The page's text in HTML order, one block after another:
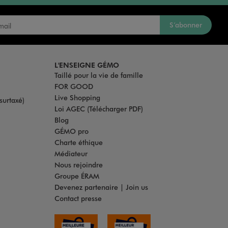
S’abonner
L'ENSEIGNE GÉMO
Taillé pour la vie de famille
FOR GOOD
Live Shopping
Loi AGEC (Télécharger PDF)
Blog
GÉMO pro
Charte éthique
Médiateur
Nous rejoindre
Groupe ÉRAM
Devenez partenaire | Join us
Contact presse